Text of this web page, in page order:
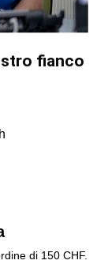
fianco
di 150 CHF.